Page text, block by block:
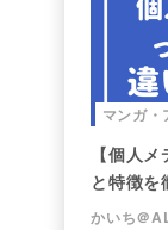
マンガ・
【個人
と特徴を